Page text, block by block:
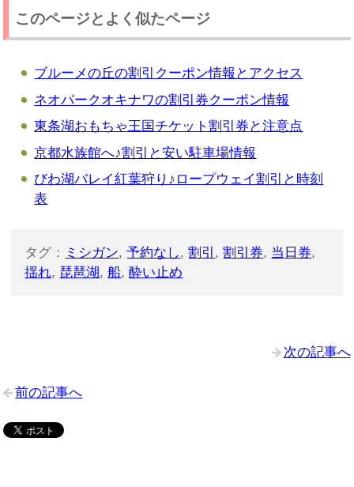
このページとよく似たページ
ブルーメの丘の割引クーポン情報とアクセス
ネオパークオキナワの割引券クーポン情報
東条湖おもちゃ王国チケット割引券と注意点
京都水族館へ♪割引と安い駐車場情報
びわ湖バレイ紅葉狩り♪ロープウェイ割引と時刻
表
タグ： ミシガン,予約なし,割引 ,割引券, 当日券,
揺れ, 琵琶湖,船,酔い止め
次の記事へ
前の記事へ